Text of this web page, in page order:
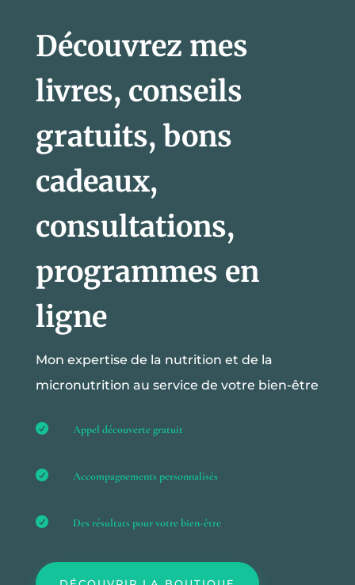
Découvrez mes
livres, conseils
gratuits, bons
cadeaux,
consultations,
programmes en
ligne
Mon expertise de la nutrition et de la
micronutrition au service de votre bien-être
 Appel découverte gratuit
 Accompagnements personnalisés
 Des résultats pour votre bien-être